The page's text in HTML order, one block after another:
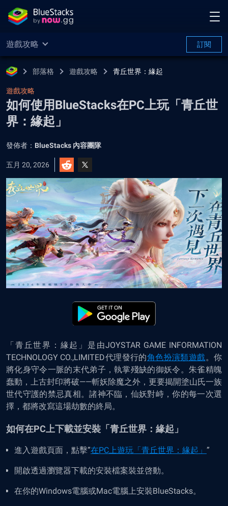
遊戲攻略 訂閱
部落格 遊戲攻略 青丘世界：緣起
遊戲攻略
如何使用BlueStacks在PC上玩「青丘世
界：緣起」
發佈者： BlueStacks 內容團隊
五月 20, 2026
「青丘世界：緣起」是由JOYSTAR GAME INFORMATION
TECHNOLOGY CO.,LIMITED代理發行的角色扮演類遊戲。你
將化身守令一脈的末代弟子，執掌殘缺的御妖令。朱雀精魄
蠢動，上古封印將破——斬妖除魔之外，更要揭開塗山氏一族
世代守護的禁忌真相。諸神不臨，仙妖對峙，你的每一次選
擇，都將改寫這場劫數的終局。
如何在PC上下載並安裝「青丘世界：緣起」
進入遊戲頁面，點擊”在PC上遊玩「青丘世界：緣起」 ”
開啟透過瀏覽器下載的安裝檔案裝並啓動。
在你的Windows電腦或Mac電腦上安裝BlueStacks。